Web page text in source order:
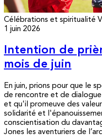
Célébrations et spiritualité
1 juin 2026
Intention de
mois de juin
En juin, prions pour que le
de rencontre et de
et qu'il promeuve des
solidarité et
conscientisation du
Jones les aventuriers de